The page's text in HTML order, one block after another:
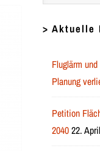
> Aktuelle
Fluglärm
Planung
Petition
2040 22.